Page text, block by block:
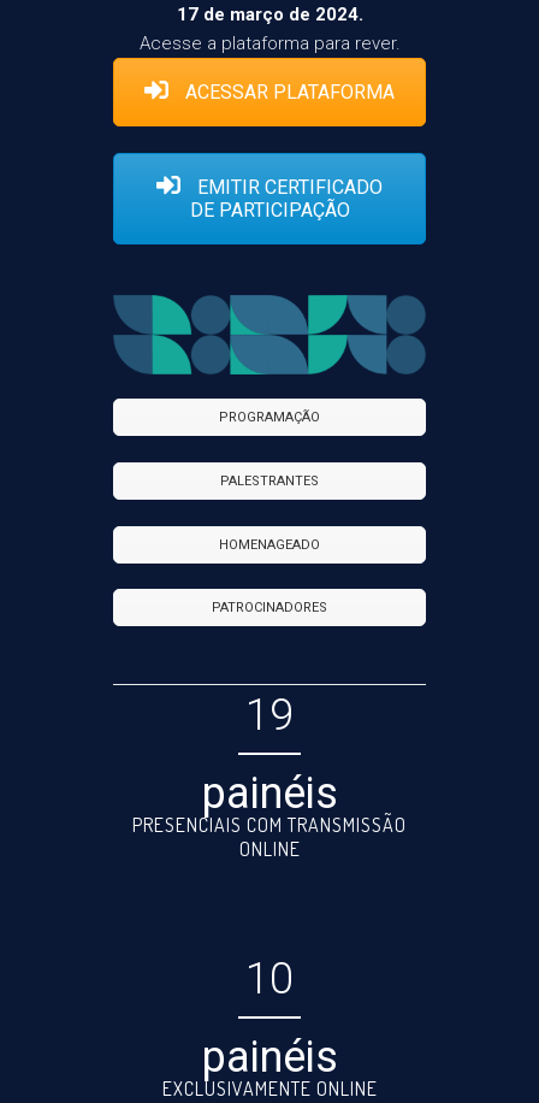
17 de março de 2024.
Acesse a plataforma para rever.
ACESSAR PLATAFORMA
EMITIR CERTIFICADO
DE PARTICIPAÇÃO
PROGRAMAÇÃO
PALESTRANTES
HOMENAGEADO
PATROCINADORES
19
painéis
PRESENCIAIS COM TRANSMISSÃO
ONLINE
10
painéis
EXCLUSIVAMENTE ONLINE